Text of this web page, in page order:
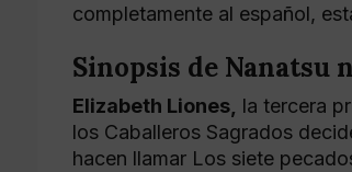
completamente al español,
Sinopsis de Nanatsu
Elizabeth Liones, la tercera
los Caballeros Sagrados
hacen llamar Los siete